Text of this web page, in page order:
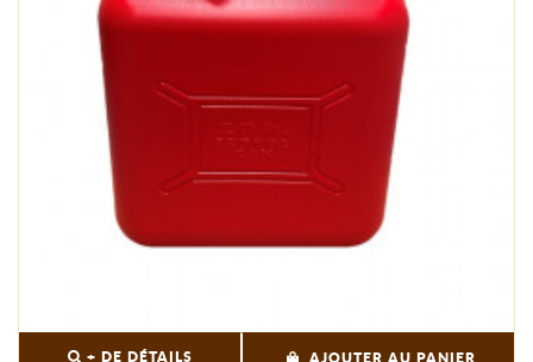
+ DE DÉTAILS AJOUTER AU PANIER